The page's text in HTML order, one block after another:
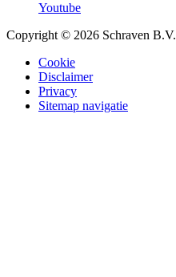
Youtube
Copyright © 2026 Schraven B.V.
Cookie
Disclaimer
Privacy
Sitemap navigatie